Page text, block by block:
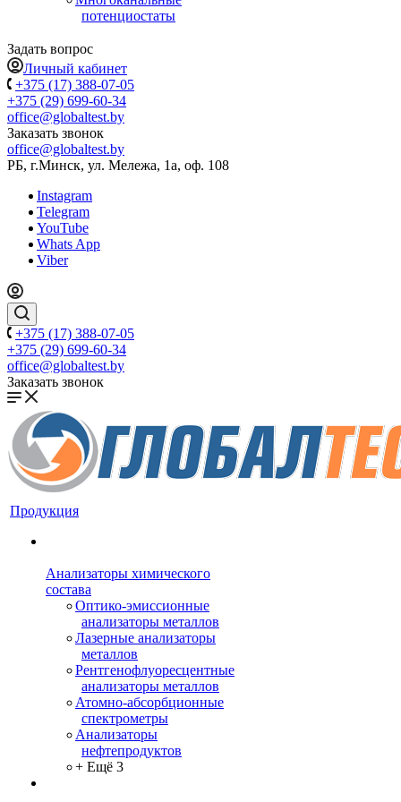
потенциостаты
Задать вопрос
Личный кабинет
+375 (17) 388-07-05
+375 (29) 699-60-34
office@globaltest.by
Заказать звонок
office@globaltest.by
РБ, г.Минск, ул. Мележа, 1а, оф. 108
Instagram
Telegram
YouTube
Whats App
Viber
+375 (17) 388-07-05
+375 (29) 699-60-34
office@globaltest.by
Заказать звонок
Продукция
Анализаторы химического
состава
Оптико-эмиссионные
анализаторы металлов
Лазерные анализаторы
металлов
Рентгенофлуоресцентные
анализаторы металлов
Атомно-абсорбционные
спектрометры
Анализаторы
нефтепродуктов
+ Ещё 3